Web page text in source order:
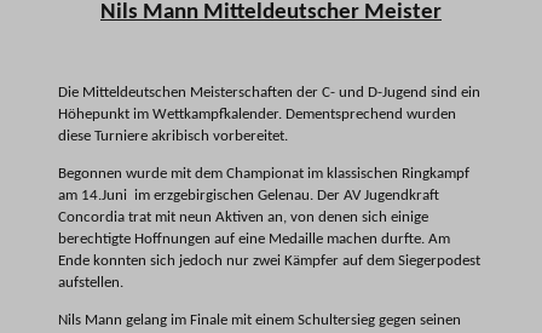
Nils Mann Mitteldeutscher Meister
Die Mitteldeutschen Meisterschaften der C- und D-Jugend sind ein
Höhepunkt im Wettkampfkalender. Dementsprechend wurden
diese Turniere akribisch vorbereitet.
Begonnen wurde mit dem Championat im klassischen Ringkampf
am 14.Juni im erzgebirgischen Gelenau. Der AV Jugendkraft
Concordia trat mit neun Aktiven an, von denen sich einige
berechtigte Hoffnungen auf eine Medaille machen durfte. Am
Ende konnten sich jedoch nur zwei Kämpfer auf dem Siegerpodest
aufstellen.
Nils Mann gelang im Finale mit einem Schultersieg gegen seinen